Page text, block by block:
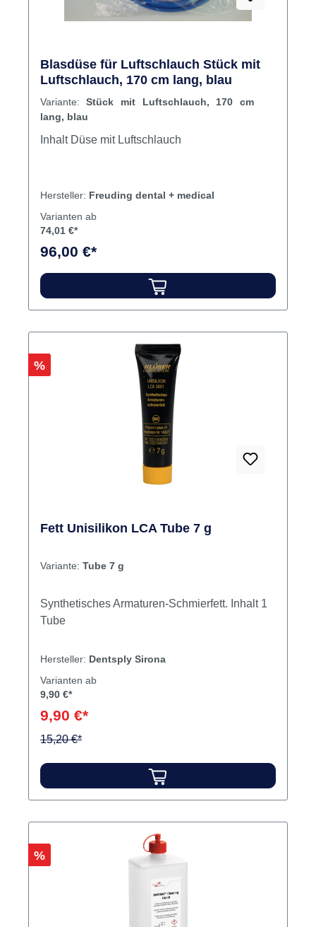
Blasdüse für Luftschlauch Stück mit
Luftschlauch, 170 cm lang, blau
Variante: Stück mit Luftschlauch, 170 cm
lang, blau
Inhalt Düse mit Luftschlauch
Hersteller: Freuding dental + medical
Varianten ab
74,01 €*
96,00 €*
Rabatt
%
Fett Unisilikon LCA Tube 7 g
Variante: Tube 7 g
Synthetisches Armaturen-Schmierfett. Inhalt 1
Tube
Hersteller: Dentsply Sirona
Varianten ab
9,90 €*
9,90 €*
15,20 €*
Rabatt
%